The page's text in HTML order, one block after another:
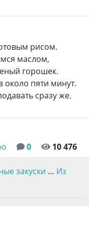
рисом.
маслом,
горошек.
около пяти минут.
сразу же.
0 10 476
закуски … Из